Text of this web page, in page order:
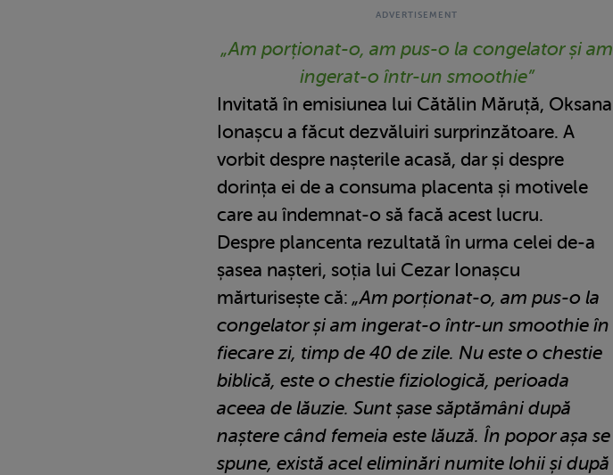
„Am porționat-o, am pus-o la congelator și am
ingerat-o într-un smoothie”
Invitată în emisiunea lui Cătălin Măruță, Oksana
Ionașcu a făcut dezvăluiri surprinzătoare. A
vorbit despre nașterile acasă, dar și despre
dorința ei de a consuma placenta și motivele
care au îndemnat-o să facă acest lucru.
Despre plancenta rezultată în urma celei de-a
șasea nașteri, soția lui Cezar Ionașcu
mărturisește că: „Am porționat-o, am pus-o la
congelator și am ingerat-o într-un smoothie în
fiecare zi, timp de 40 de zile. Nu este o chestie
biblică, este o chestie fiziologică, perioada
aceea de lăuzie. Sunt șase săptămâni după
naștere când femeia este lăuză. În popor așa se
spune, există acel eliminări numite lohii și după